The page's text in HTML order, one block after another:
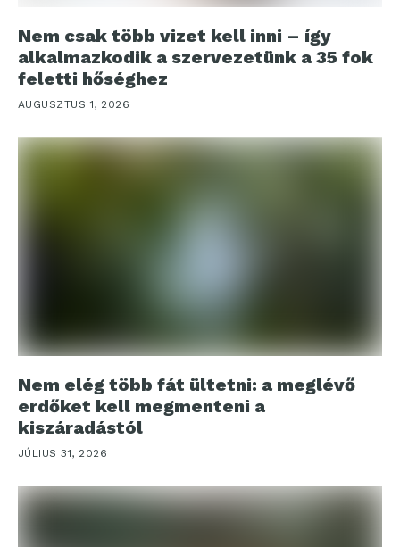
Nem csak több vizet kell inni – így
alkalmazkodik a szervezetünk a 35 fok
feletti hőséghez
AUGUSZTUS 1, 2026
Nem elég több fát ültetni: a meglévő
erdőket kell megmenteni a
kiszáradástól
JÚLIUS 31, 2026